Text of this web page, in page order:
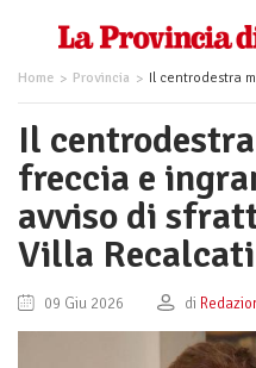
Home Provincia Il centrodestra mette la freccia e ingrana la
Il
freccia e
avviso di
Villa Recalcati
09 Giu 2026 di